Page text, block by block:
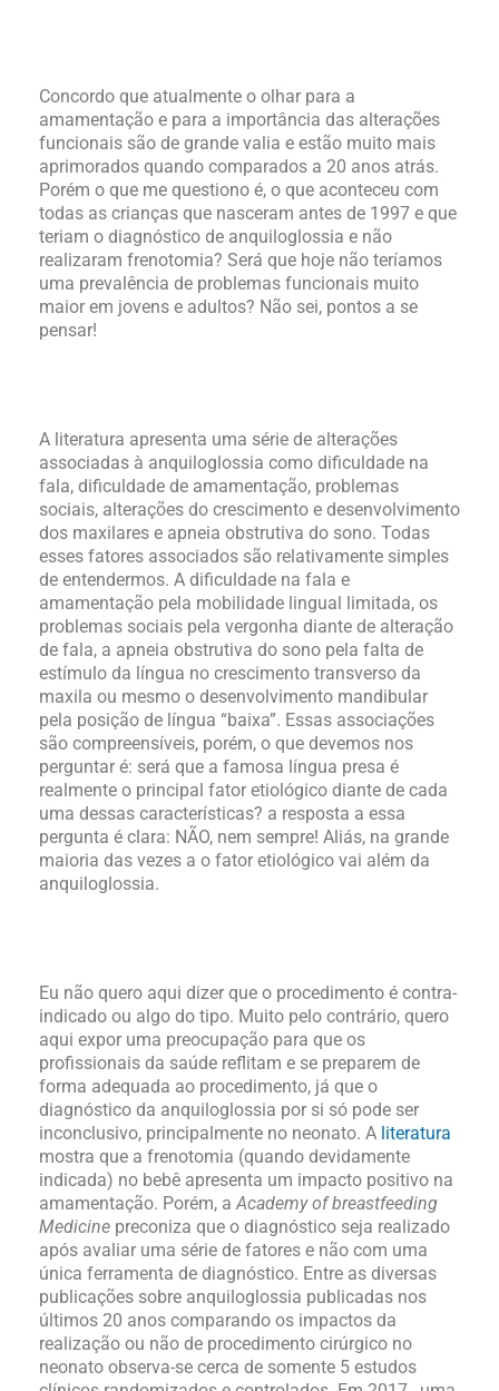
Concordo que atualmente o olhar para a
amamentação e para a importância das alterações
funcionais são de grande valia e estão muito mais
aprimorados quando comparados a 20 anos atrás.
Porém o que me questiono é, o que aconteceu com
todas as crianças que nasceram antes de 1997 e que
teriam o diagnóstico de anquiloglossia e não
realizaram frenotomia? Será que hoje não teríamos
uma prevalência de problemas funcionais muito
maior em jovens e adultos? Não sei, pontos a se
pensar!
A literatura apresenta uma série de alterações
associadas à anquiloglossia como dificuldade na
fala, dificuldade de amamentação, problemas
sociais, alterações do crescimento e desenvolvimento
dos maxilares e apneia obstrutiva do sono. Todas
esses fatores associados são relativamente simples
de entendermos. A dificuldade na fala e
amamentação pela mobilidade lingual limitada, os
problemas sociais pela vergonha diante de alteração
de fala, a apneia obstrutiva do sono pela falta de
estímulo da língua no crescimento transverso da
maxila ou mesmo o desenvolvimento mandibular
pela posição de língua “baixa”. Essas associações
são compreensíveis, porém, o que devemos nos
perguntar é: será que a famosa língua presa é
realmente o principal fator etiológico diante de cada
uma dessas características? a resposta a essa
pergunta é clara: NÃO, nem sempre! Aliás, na grande
maioria das vezes a o fator etiológico vai além da
anquiloglossia.
Eu não quero aqui dizer que o procedimento é contra-
indicado ou algo do tipo. Muito pelo contrário, quero
aqui expor uma preocupação para que os
profissionais da saúde reflitam e se preparem de
forma adequada ao procedimento, já que o
diagnóstico da anquiloglossia por si só pode ser
inconclusivo, principalmente no neonato. A literatura
mostra que a frenotomia (quando devidamente
indicada) no bebê apresenta um impacto positivo na
amamentação. Porém, aAcademy of breastfeeding
Medicine preconiza que o diagnóstico seja realizado
após avaliar uma série de fatores e não com uma
única ferramenta de diagnóstico. Entre as diversas
publicações sobre anquiloglossia publicadas nos
últimos 20 anos comparando os impactos da
realização ou não de procedimento cirúrgico no
neonato observa-se cerca de somente 5 estudos